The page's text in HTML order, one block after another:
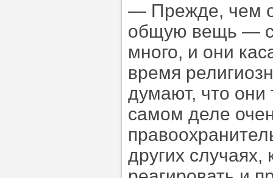
— Прежде, чем
общую вещь —
много, и они
время
думают, что они
самом деле
других случаях,